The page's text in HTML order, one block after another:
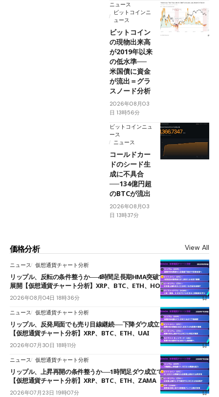
ニュース
ビットコインニ
ュース
ビットコイン
の現物出来高
が2019年以来
の低水準──
米国債に資金
が流出＝グラ
スノード分析
2026年08月03
日 13時56分
ビットコインニュ
ース
ニュース
コールドカー
ドのシード生
成に不具合
──134億円超
のBTCが流出
2026年08月03
日 13時37分
価格分析 View All
ニュース 仮想通貨チャート分析
リップル、反転の条件整うか──4時間足長期HMA突破で雲下端を目指す
展開【仮想通貨チャート分析】XRP、BTC、ETH、HOME
2026年08月04日 18時36分
ニュース 仮想通貨チャート分析
リップル、反発局面でも売り目線継続──下降ダウ成立で下値追う展開
【仮想通貨チャート分析】XRP、BTC、ETH、UAI
2026年07月30日 18時11分
ニュース 仮想通貨チャート分析
リップル、上昇再開の条件整うか──1時間足ダウ成立で1.185ドルを狙う
【仮想通貨チャート分析】XRP、BTC、ETH、ZAMA
2026年07月23日 19時07分